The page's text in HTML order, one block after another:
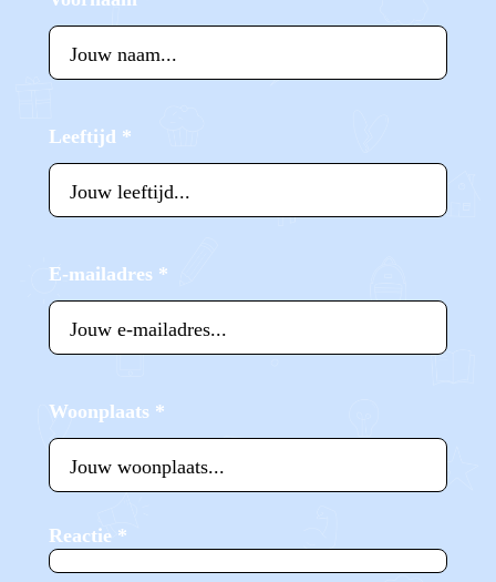
Leeftijd *
E-mailadres *
Woonplaats *
Reactie *